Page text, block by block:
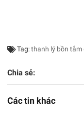
Tag:thanh lý bồn tắm
Chia sẻ:
Các tin khác